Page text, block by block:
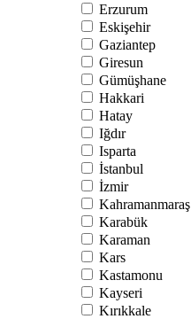
Erzurum
Eskişehir
Gaziantep
Giresun
Gümüşhane
Hakkari
Hatay
Iğdır
Isparta
İstanbul
İzmir
Kahramanmaraş
Karabük
Karaman
Kars
Kastamonu
Kayseri
Kırıkkale